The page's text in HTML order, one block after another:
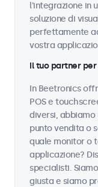
l'integrazione in
soluzione di
perfettamente
vostra
Il tuo partner per
In Beetronics
POS e
diversi, abbiamo
punto vendita o
quale monitor o
applicazione?
specialisti.
giusta e siamo